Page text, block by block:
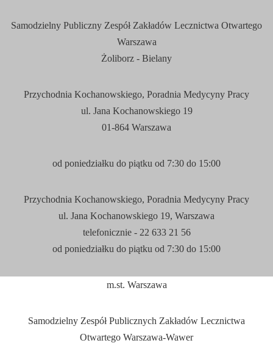
Samodzielny Publiczny Zespół Zakładów Lecznictwa Otwartego
Warszawa
Żoliborz - Bielany
Przychodnia Kochanowskiego, Poradnia Medycyny Pracy
ul. Jana Kochanowskiego 19
01-864 Warszawa
od poniedziałku do piątku od 7:30 do 15:00
Przychodnia Kochanowskiego, Poradnia Medycyny Pracy
ul. Jana Kochanowskiego 19, Warszawa
telefonicznie - 22 633 21 56
od poniedziałku do piątku od 7:30 do 15:00
m.st. Warszawa
Samodzielny Zespół Publicznych Zakładów Lecznictwa
Otwartego Warszawa-Wawer